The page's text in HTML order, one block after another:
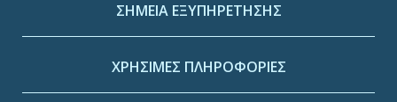
ΣΗΜΕΙΑ ΕΞΥΠΗΡΕΤΗΣΗΣ
ΧΡΗΣΙΜΕΣ ΠΛΗΡΟΦΟΡΙΕΣ